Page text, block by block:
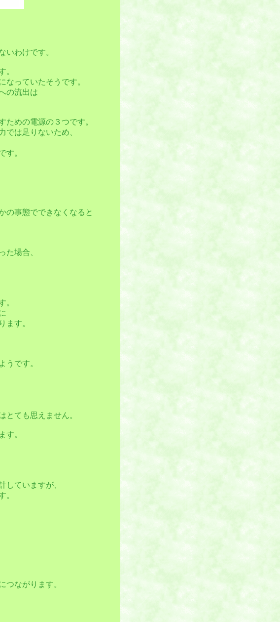
いわけです。
。
なっていたそうです。
の流出は
ための電源の３つです。
では足りないため、
す。
の事態でできなくなると
た場合、
。
ます。
うです。
とても思えません。
す。
していますが、
。
つながります。